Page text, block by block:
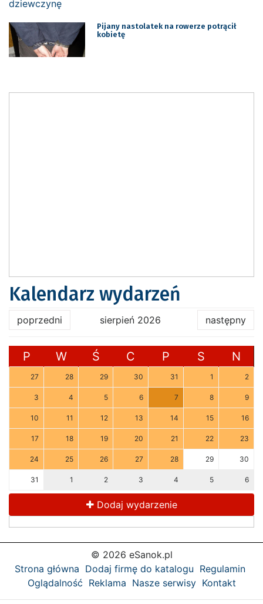
Pijany nastolatek na rowerze potrącił
kobietę
Kalendarz wydarzeń
poprzedni sierpień 2026 następny
P W Ś C P S N
27 28 29 30 31 1 2
3 4 5 6 7 8 9
10 11 12 13 14 15 16
17 18 19 20 21 22 23
24 25 26 27 28 29 30
31 1 2 3 4 5 6
Dodaj wydarzenie
© 2026 eSanok.pl
Strona główna Dodaj firmę do katalogu Regulamin
Oglądalność Reklama Nasze serwisy Kontakt